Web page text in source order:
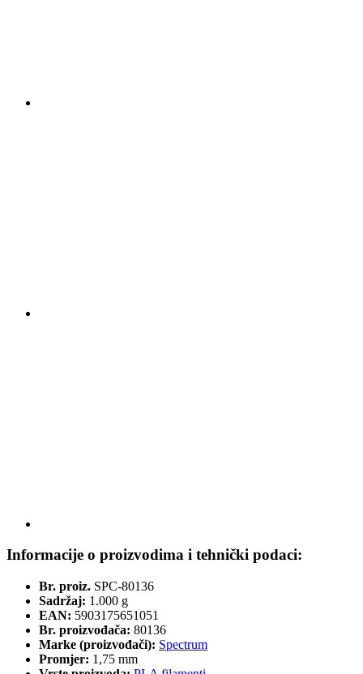
Informacije o proizvodima i tehnički podaci:
Br. proiz. SPC-80136
Sadržaj: 1.000 g
EAN: 5903175651051
Br. proizvođača: 80136
Marke (proizvođači): Spectrum
Promjer: 1,75 mm